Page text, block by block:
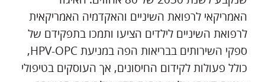
האמריקאי לרפואת השיניים והאקדמיה האמריקאית
לרפואת השיניים לילדים הציעו ותמכו בתפקידם של
ספקי השירותים בבריאות הפה במניעת HPV-OPC,
כולל פעולות לקידום החיסונים, אך העוסקים בטיפולי